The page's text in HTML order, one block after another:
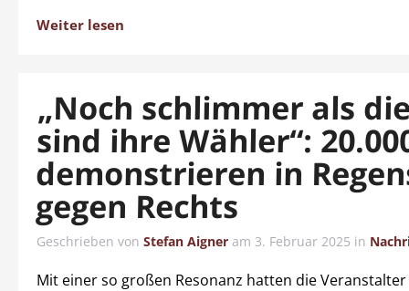
Weiter lesen
„Noch schlimmer als
sind ihre Wähler“:
demonstrieren in
gegen Rechts
Geschrieben von Stefan Aigner am 3. Februar 2025 in
Mit einer so großen Resonanz hatten die